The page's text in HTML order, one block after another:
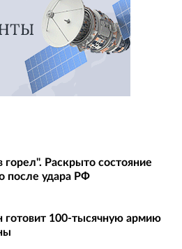
Раскрыто состояние
после удара РФ
100-тысячную армию